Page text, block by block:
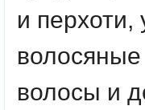
и перхоти,
волосяные
волосы и